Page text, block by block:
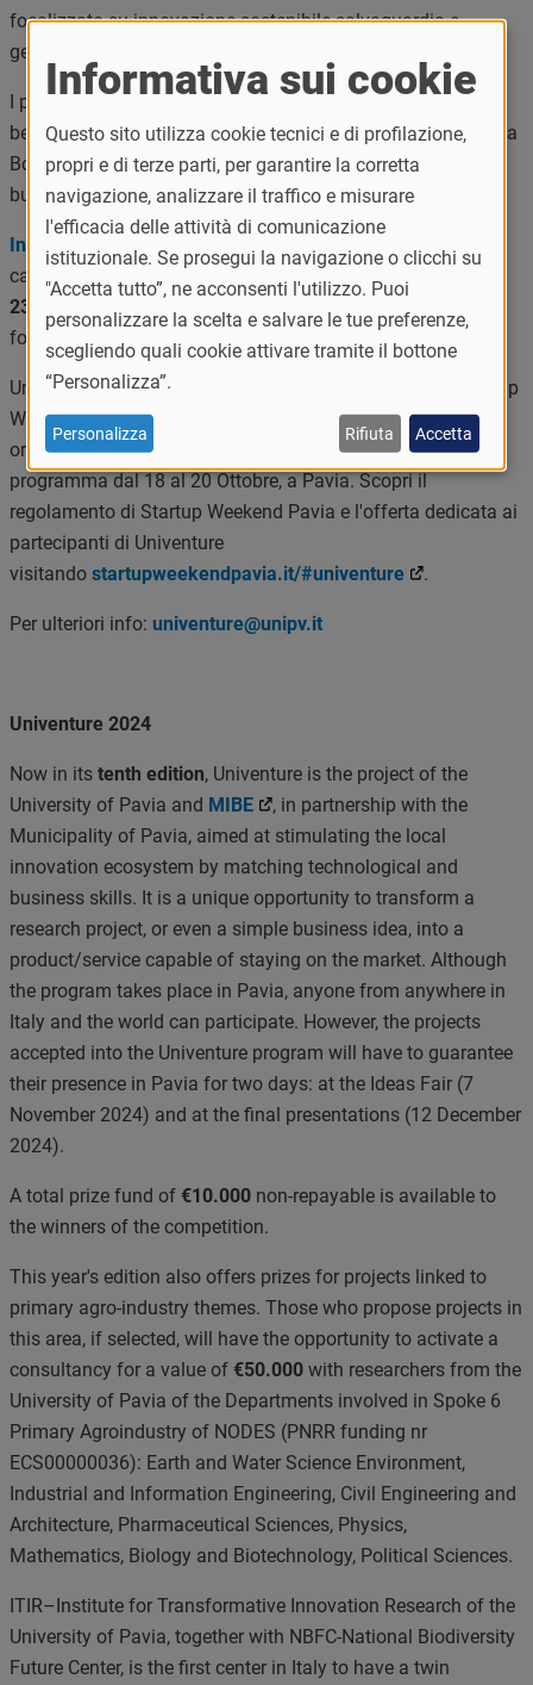
focalizzato su innovazione sostenibile salvaguardia e
gestione della biodiversità.
I progetti riguardanti queste tematiche potranno anche
beneficiare, se selezionati, dell’esperienza di una settimana a
Boston (USA), dove incontreranno startup, università,
business angels e venture capitalist.
Invia la tua candidatura!
candidature è stata posticipata dal 24 al
23:59
fondo alla pagina.
Univenture è partner della 5° edizione della Techstars Startup
Weekend Pavia, la business competition in stile hackathon
organizzata dall'associazione Activators Pavia, in
programma dal 18 al 20 Ottobre, a Pavia. Scopri il
regolamento di Startup Weekend Pavia e l'offerta dedicata ai
partecipanti di Univenture
visitando startupweekendpavia.it/#univenture .
Per ulteriori info: univenture@unipv.it
Univenture 2024
Now in its tenth edition, Univenture is the project of the
University of Pavia and MIBE
, in partnership with the
Municipality of Pavia, aimed at stimulating the local
innovation ecosystem by matching technological and
business skills. It is a unique opportunity to transform a
research project, or even a simple business idea, into a
product/service capable of staying on the market. Although
the program takes place in Pavia, anyone from anywhere in
Italy and the world can participate. However, the projects
accepted into the Univenture program will have to guarantee
their presence in Pavia for two days: at the Ideas Fair (7
November 2024) and at the final presentations (12 December
2024).
A total prize fund of €10.000non-repayable is available to
the winners of the competition.
This year's edition also offers prizes for projects linked to
primary agro-industry themes. Those who propose projects in
this area, if selected, will have the opportunity to activate a
consultancy for a value of €50.000with researchers from the
University of Pavia of the Departments involved in Spoke 6
Primary Agroindustry of NODES (PNRR funding nr
ECS00000036): Earth and Water Science Environment,
Industrial and Information Engineering, Civil Engineering and
Architecture, Pharmaceutical Sciences, Physics,
Mathematics, Biology and Biotechnology, Political Sciences.
ITIR–Institute for Transformative Innovation Research of the
University of Pavia, together with NBFC-National Biodiversity
Future Center, is the first center in Italy to have a twin
Informativa sui cookie
Questo sito utilizza cookie tecnici e di profilazione,
propri e di terze parti, per garantire la corretta
navigazione, analizzare il traffico e misurare
l'efficacia delle attività di comunicazione
istituzionale. Se prosegui la navigazione o clicchi su
"Accetta tutto”, ne acconsenti l'utilizzo. Puoi
personalizzare la scelta e salvare le tue preferenze,
scegliendo quali cookie attivare tramite il bottone
“Personalizza”.
Personalizza Rifiuta Accetta